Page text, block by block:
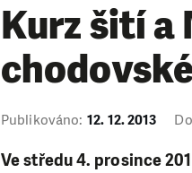
Kurz šití a
Publikováno: 12. 12. 2013
Ve středu 4. prosince